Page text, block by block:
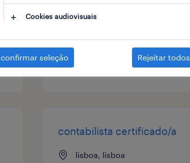
publicado em 6 agosto 2026
contabilista certificado/a
lisboa, lisboa
Cookies audiovisuais
confirmar seleção Rejeitar todos